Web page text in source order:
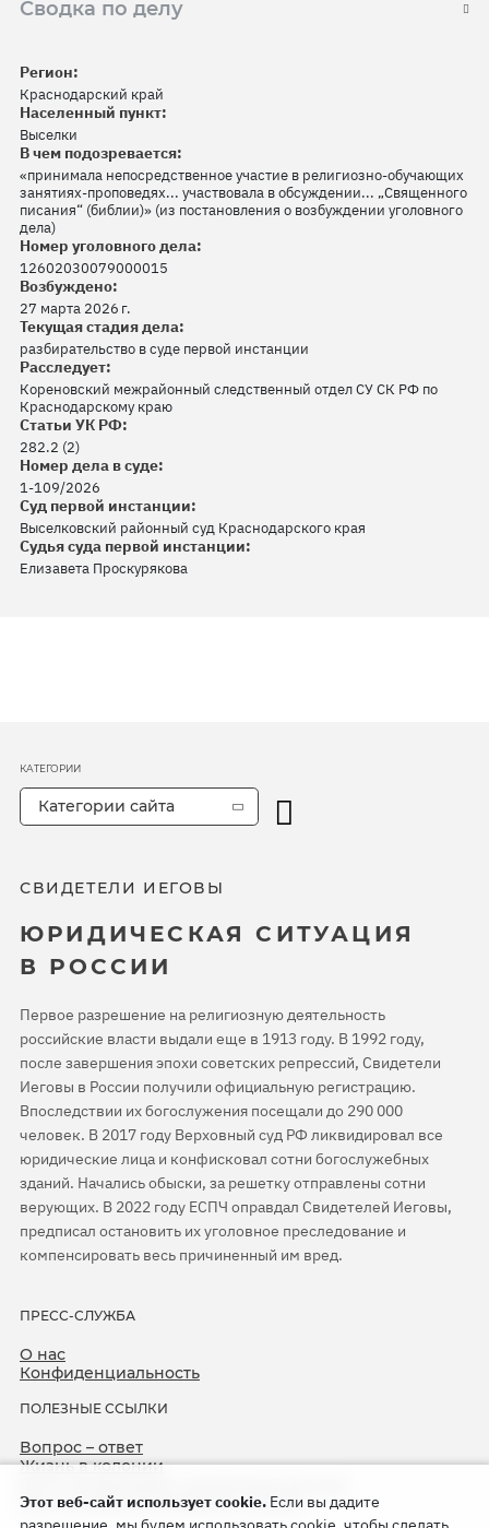
Сводка по делу
Регион:
Краснодарский край
Населенный пункт:
Выселки
В чем подозревается:
«принимала непосредственное участие в религиозно-обучающих
занятиях-проповедях... участвовала в обсуждении... „Священного
писания“ (библии)» (из постановления о возбуждении уголовного
дела)
Номер уголовного дела:
12602030079000015
Возбуждено:
27 марта 2026 г.
Текущая стадия дела:
разбирательство в суде первой инстанции
Расследует:
Кореновский межрайонный следственный отдел СУ СК РФ по
Краснодарскому краю
Статьи УК РФ:
282.2 (2)
Номер дела в суде:
1-109/2026
Суд первой инстанции:
Выселковский районный суд Краснодарского края
Судья суда первой инстанции:
Елизавета Проскурякова
СВИДЕТЕЛИ ИЕГОВЫ
ЮРИДИЧЕСКАЯ СИТУАЦИЯ
В РОССИИ
Первое разрешение на религиозную деятельность
российские власти выдали еще в 1913 году. В 1992 году,
после завершения эпохи советских репрессий, Свидетели
Иеговы в России получили официальную регистрацию.
Впоследствии их богослужения посещали до 290 000
человек. В 2017 году Верховный суд РФ ликвидировал все
юридические лица и конфисковал сотни богослужебных
зданий. Начались обыски, за решетку отправлены сотни
верующих. В 2022 году ЕСПЧ оправдал Свидетелей Иеговы,
предписал остановить их уголовное преследование и
компенсировать весь причиненный им вред.
ПРЕСС-СЛУЖБА
О нас
Конфиденциальность
ПОЛЕЗНЫЕ ССЫЛКИ
Вопрос – ответ
Жизнь в колонии
75-я годовщина операции «Север»
КАТЕГОРИИ
Категории сайта
Этот веб-сайт использует cookie. Если вы дадите